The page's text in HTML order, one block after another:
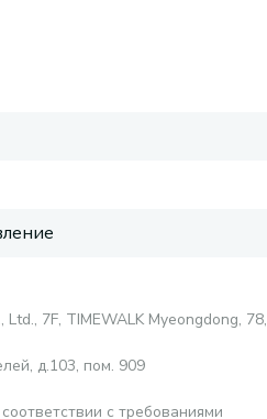
Ltd., 7F, TIMEWALK Myeongdong, 78,
д.103, пом. 909
с требованиями